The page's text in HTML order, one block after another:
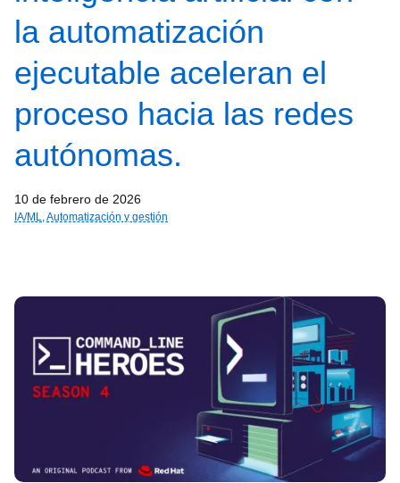
la automatización
ejecutable aceleran el
proceso hacia las redes
autónomas.
10 de febrero de 2026
IA/ML,Automatización y gestión